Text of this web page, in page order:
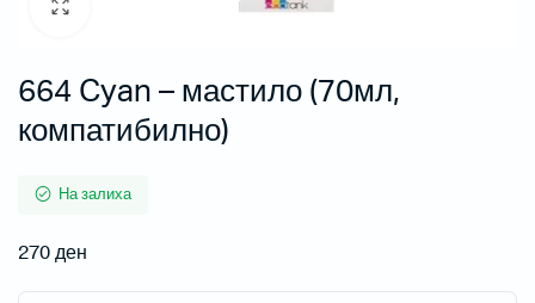
664 Cyan – мастило (70мл,
компатибилно)
На залиха
270ден